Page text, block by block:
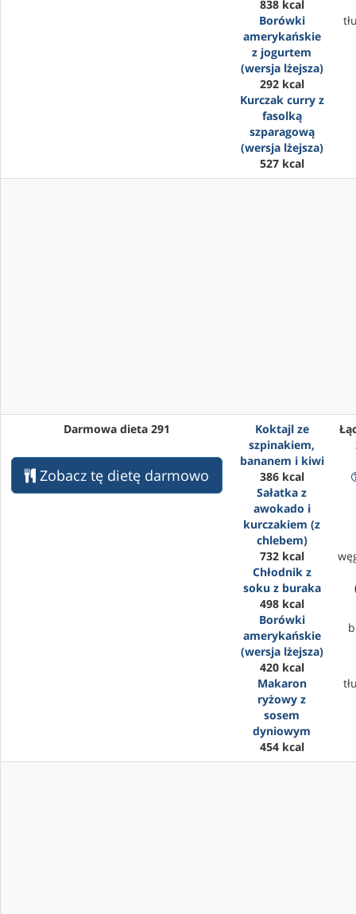
838 kcal
Borówki
amerykańskie
z jogurtem
(wersja lżejsza)
292 kcal
Kurczak curry z
fasolką
szparagową
(wersja lżejsza)
527 kcal
Darmowa dieta 291
Zobacz tę dietę darmowo
Koktajl ze
szpinakiem,
bananem i kiwi
386 kcal
Sałatka z
awokado i
kurczakiem (z
chlebem)
732 kcal
Chłodnik z
soku z buraka
498 kcal
Borówki
amerykańskie
(wersja lżejsza)
420 kcal
Makaron
ryżowy z
sosem
dyniowym
454 kcal